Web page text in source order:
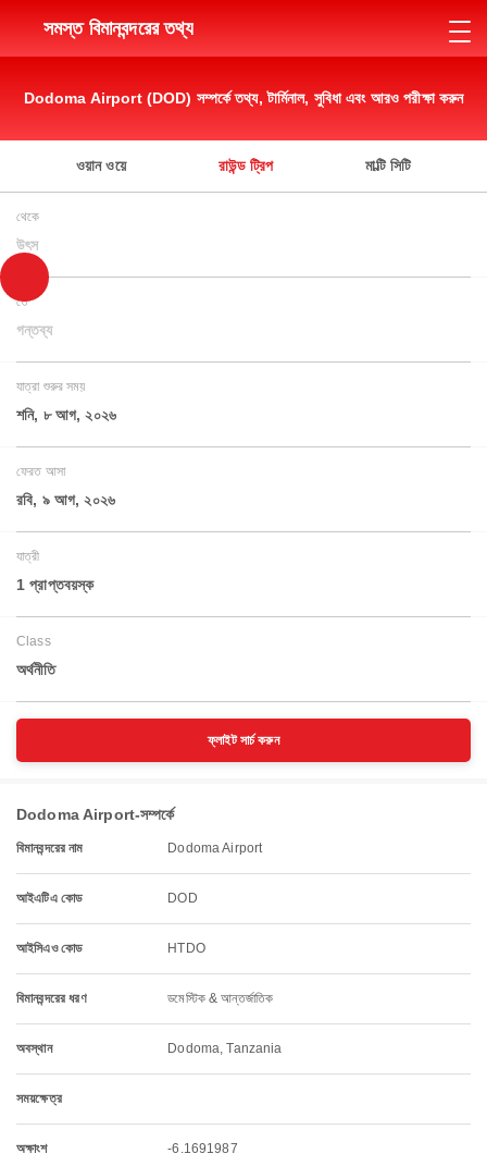
সমস্ত বিমানবন্দরের তথ্য
Dodoma Airport (DOD) সম্পর্কে তথ্য, টার্মিনাল, সুবিধা এবং আরও পরীক্ষা করুন
ওয়ান ওয়ে রাউন্ড ট্রিপ মাল্টি সিটি
থেকে
উৎস
তে
গন্তব্য
যাত্রা শুরুর সময়
শনি, ৮ আগ, ২০২৬
ফেরত আসা
রবি, ৯ আগ, ২০২৬
যাত্রী
1 প্রাপ্তবয়স্ক
Class
অর্থনীতি
ফ্লাইট সার্চ করুন
Dodoma Airport-সম্পর্কে
বিমানবন্দরের নাম Dodoma Airport
আইএটিএ কোড DOD
আইসিএও কোড HTDO
বিমানবন্দরের ধরণ ডমেস্টিক & আন্তর্জাতিক
অবস্থান Dodoma, Tanzania
সময়ক্ষেত্র
অক্ষাংশ -6.1691987